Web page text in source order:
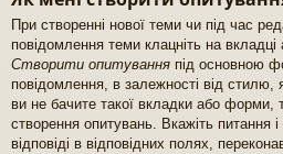
При створенні нової теми чи під час
повідомлення теми клацніть на
Створити опитування під основною
повідомлення, в залежності від стилю,
ви не бачите такої вкладки або форми,
створення опитувань. Вкажіть питання
відповіді в відповідних полях,